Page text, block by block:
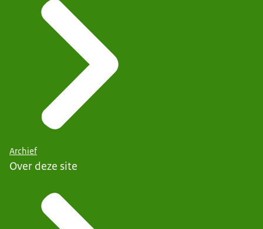
Archief
Over deze site